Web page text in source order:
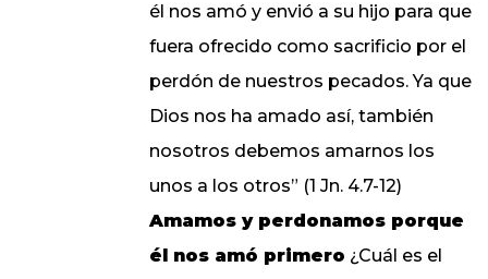
él nos amó y envió a su hijo para que
fuera ofrecido como sacrificio por el
perdón de nuestros pecados. Ya que
Dios nos ha amado así, también
nosotros debemos amarnos los
unos a los otros” (1 Jn. 4.7-12)
Amamos y perdonamos porque
él nos amó primero ¿Cuál es el